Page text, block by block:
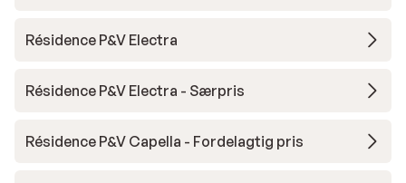
Résidence P&V Electra
Résidence P&V Electra - Særpris
Résidence P&V Capella - Fordelagtig pris